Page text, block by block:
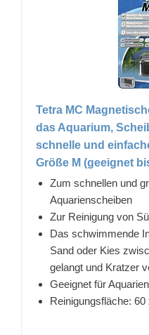
Tetra MC
das Aquarium,
schnelle und
Größe M (geeignet
Zum schnellen und
Aquarienscheiben
Zur Reinigung von
Das schwimmende
Sand oder Kies
gelangt und Kratzer
Geeignet für
Reinigungsfläche: 60